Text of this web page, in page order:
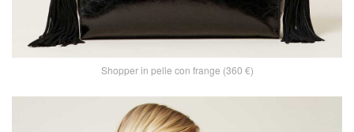
Shopper in pelle con frange (360 €)